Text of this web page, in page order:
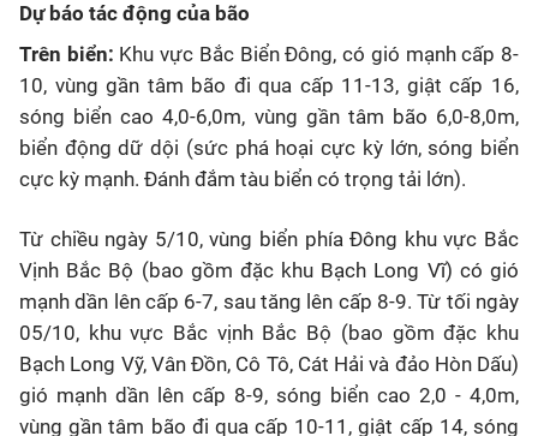
Dự báo tác động của bão
Trên biển: Khu vực Bắc Biển Đông, có gió mạnh cấp 8-
10, vùng gần tâm bão đi qua cấp 11-13, giật cấp 16,
sóng biển cao 4,0-6,0m, vùng gần tâm bão 6,0-8,0m,
biển động dữ dội (sức phá hoại cực kỳ lớn, sóng biển
cực kỳ mạnh. Đánh đắm tàu biển có trọng tải lớn).
Từ chiều ngày 5/10, vùng biển phía Đông khu vực Bắc
Vịnh Bắc Bộ (bao gồm đặc khu Bạch Long Vĩ) có gió
mạnh dần lên cấp 6-7, sau tăng lên cấp 8-9. Từ tối ngày
05/10, khu vực Bắc vịnh Bắc Bộ (bao gồm đặc khu
Bạch Long Vỹ, Vân Đồn, Cô Tô, Cát Hải và đảo Hòn Dấu)
gió mạnh dần lên cấp 8-9, sóng biển cao 2,0 - 4,0m,
vùng gần tâm bão đi qua cấp 10-11, giật cấp 14, sóng